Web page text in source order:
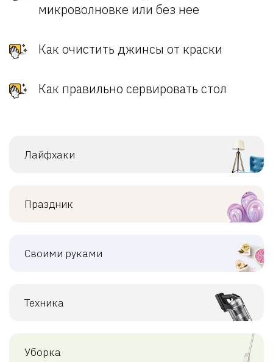
микроволновке или без нее
Как очистить джинсы от краски
Как правильно сервировать стол
Лайфхаки
Праздник
Своими руками
Техника
Уборка